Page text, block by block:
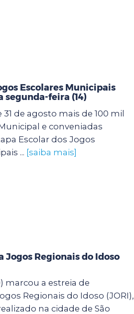
Escolares Municipais
feira (14)
31 de agosto mais de 100 mil
e conveniadas
Escolar dos Jogos
... [saiba mais]
Jogos Regionais do Idoso
marcou a estreia de
Regionais do Idoso (JORI),
na cidade de São